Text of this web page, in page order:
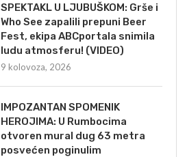
SPEKTAKL U LJUBUŠKOM: Grše i
Who See zapalili prepuni Beer
Fest, ekipa ABCportala snimila
ludu atmosferu! (VIDEO)
9 kolovoza, 2026
IMPOZANTAN SPOMENIK
HEROJIMA: U Rumbocima
otvoren mural dug 63 metra
posvećen poginulim